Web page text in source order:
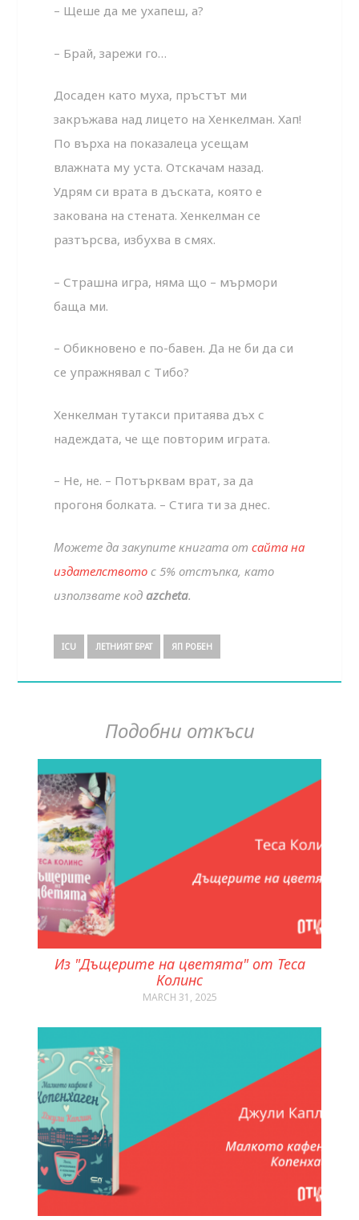
– Щеше да ме ухапеш, а?
– Брай, зарежи го…
Досаден като муха, пръстът ми
закръжава над лицето на Хенкелман. Хап!
По върха на показалеца усещам
влажната му уста. Отскачам назад.
Удрям си врата в дъската, която е
закована на стената. Хенкелман се
разтърсва, избухва в смях.
– Страшна игра, няма що – мърмори
баща ми.
– Обикновено е по-бавен. Да не би да си
се упражнявал с Тибо?
Хенкелман тутакси притаява дъх с
надеждата, че ще повторим играта.
– Не, не. – Потърквам врат, за да
прогоня болката. – Стига ти за днес.
Можете да закупите книгата отсайта на
издателството с 5% отстъпка, като
използвате кодazcheta.
ICU ЛЕТНИЯТ БРАТ ЯП РОБЕН
Подобни откъси
Из "Дъщерите на цветята" от Теса
Колинс
MARCH 31, 2025